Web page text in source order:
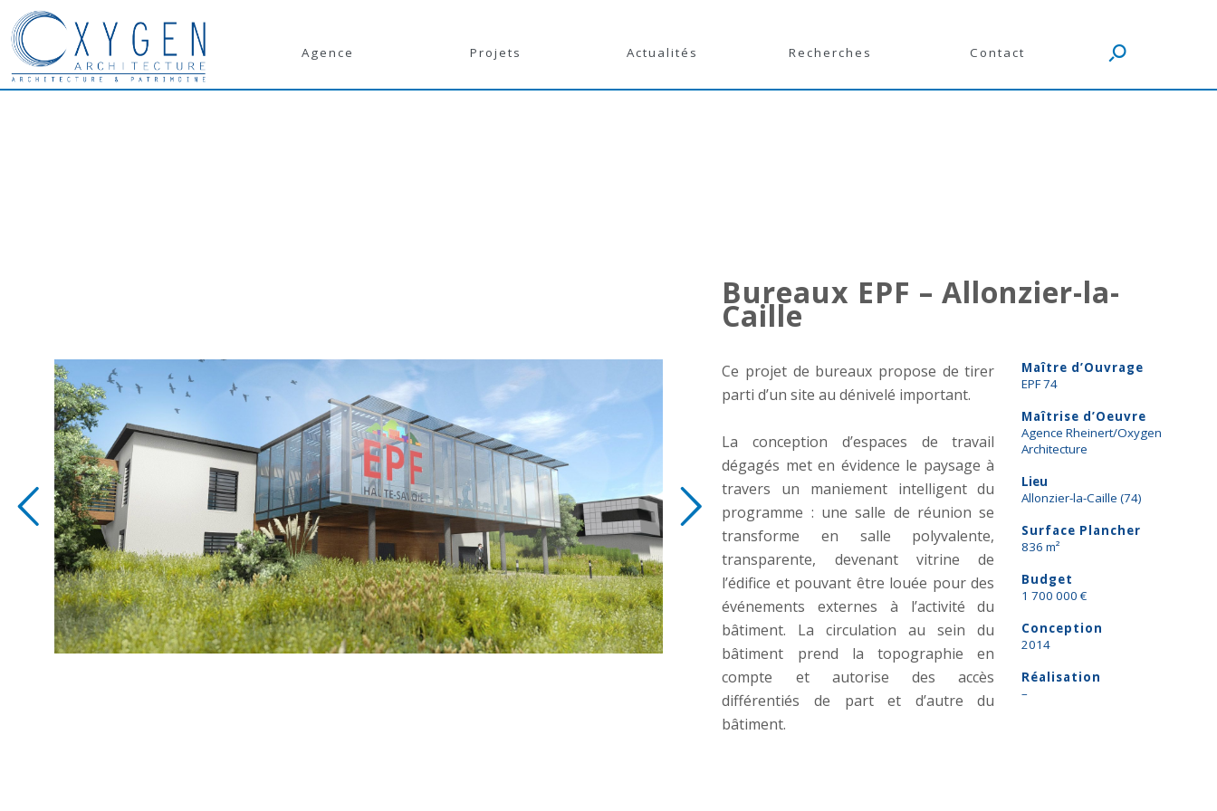
Agence Projets Actualités Recherches Contact
Bureaux EPF – Allonzier-la-
Caille
YouTube Api Could not be loaded ! Please Check and Renew SSL Certificate !
Ce projet de bureaux propose de tirer
parti d’un site au dénivelé important.
La conception d’espaces de travail
dégagés met en évidence le paysage à
travers un maniement intelligent du
programme : une salle de réunion se
transforme en salle polyvalente,
transparente, devenant vitrine de
l’édifice et pouvant être louée pour des
événements externes à l’activité du
bâtiment. La circulation au sein du
bâtiment prend la topographie en
compte et autorise des accès
différentiés de part et d’autre du
bâtiment.
Maître d’Ouvrage
EPF 74
Maîtrise d’Oeuvre
Agence Rheinert/Oxygen
Architecture
Lieu
Allonzier-la-Caille (74)
Surface Plancher
836 m²
Budget
1 700 000 €
Conception
2014
Réalisation
–